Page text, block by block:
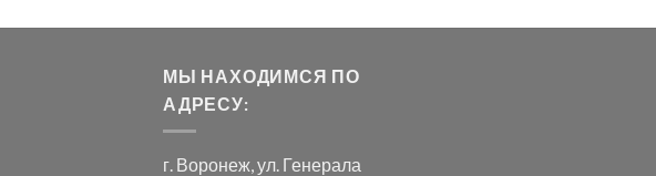
МЫ НАХОДИМСЯ ПО
АДРЕСУ:
г. Воронеж, ул. Генерала